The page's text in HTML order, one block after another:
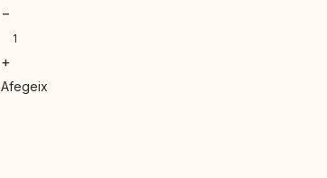
−
+
Afegeix